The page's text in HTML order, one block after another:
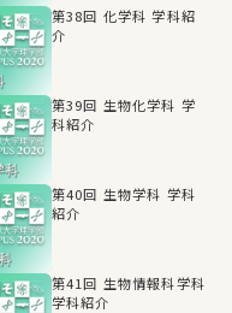
第38回 化学科 学科紹
介
第39回 生物化学科 学
科紹介
第40回 生物学科 学科
紹介
第41回 生物情報科学科
学科紹介